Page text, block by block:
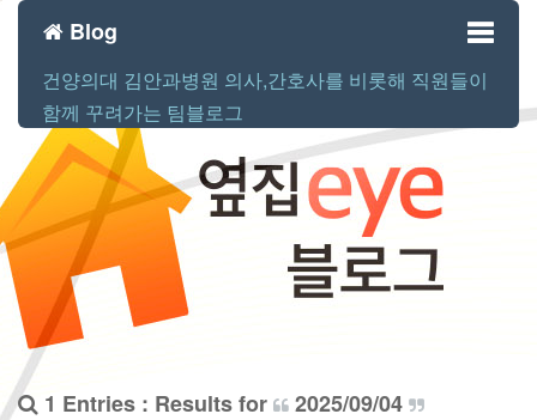
Toggle
Blog
건양의대 김안과병원 의사,간호사를 비롯해 직원들이
함께 꾸려가는 팀블로그
1 Entries : Results for 2025/09/04